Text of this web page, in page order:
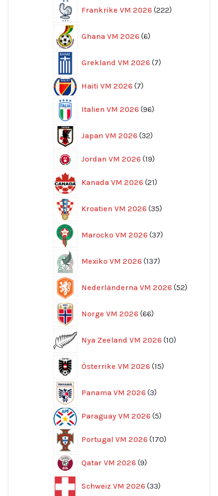
Frankrike VM 2026 222
produkter
Ghana VM 2026 6
produkter
Grekland VM 2026 7
produkter
Haiti VM 2026 77
Italien VM 2026 96
produkter
Japan VM 2026 32
produkter
Jordan VM 2026 1919
Kanada VM 2026 21
produkter
Kroatien VM 2026 35
produkter
Marocko VM 2026 37
produkter
Mexiko VM 2026 137
produkter
Nederländerna VM 2026 52
Norge VM 2026 66
produkter
Nya Zeeland VM 2026 10
produkter
Österrike VM 2026 15
produkter
Panama VM 2026 3
produkter
Paraguay VM 2026 55
Portugal VM 2026 170
produkter
Qatar VM 2026 99
Schweiz VM 2026 33
produkter